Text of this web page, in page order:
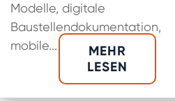
Modelle, digitale
Baustellendokumentation,
mobile...
MEHR
LESEN